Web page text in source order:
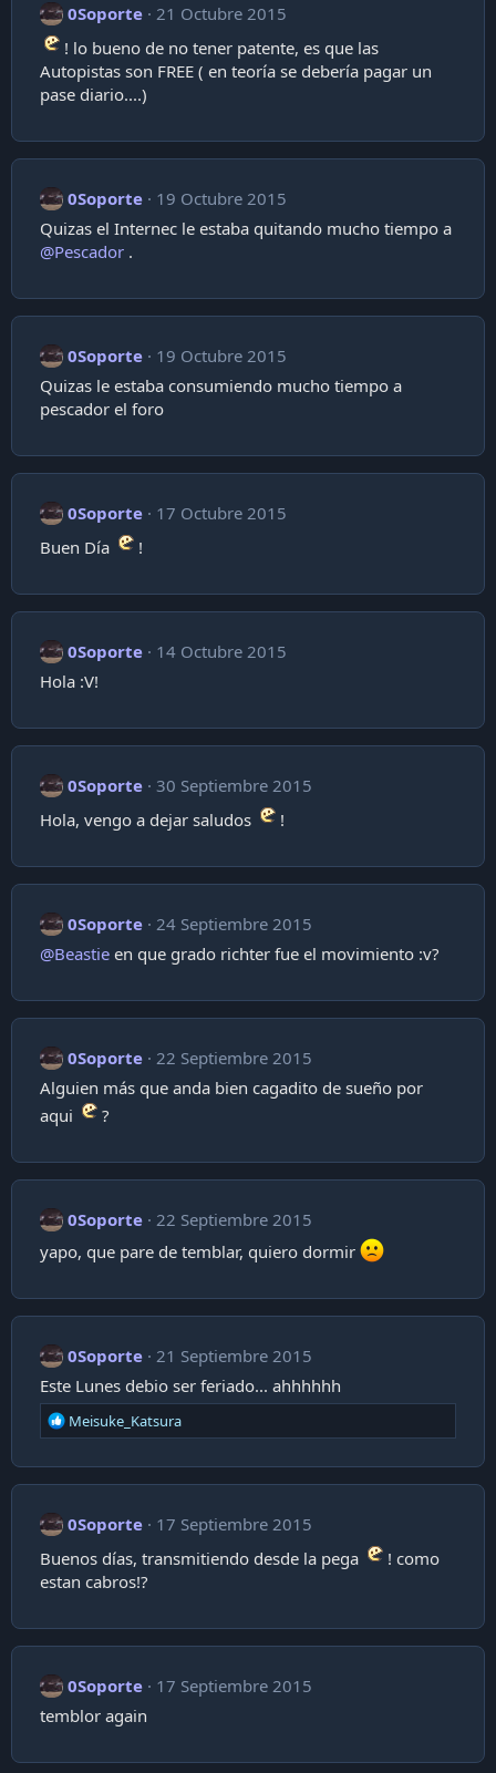
0Soporte 21 Octubre 2015
! lo bueno de no tener patente, es que las
Autopistas son FREE ( en teoría se debería pagar un
pase diario....)
0Soporte
19 Octubre 2015
Quizas el Internec le estaba quitando mucho tiempo a
@Pescador .
0Soporte
19 Octubre 2015
Quizas le estaba consumiendo mucho tiempo a
pescador el foro
0Soporte
17 Octubre 2015
Buen Día
!
0Soporte
14 Octubre 2015
Hola :V!
0Soporte 30 Septiembre 2015
Hola, vengo a dejar saludos
!
0Soporte 24 Septiembre 2015
@Beastie en que grado richter fue el movimiento :v?
0Soporte 22 Septiembre 2015
Alguien más que anda bien cagadito de sueño por
aqui
?
0Soporte 22 Septiembre 2015
yapo, que pare de temblar, quiero dormir
0Soporte 21 Septiembre 2015
Este Lunes debio ser feriado... ahhhhhh
R
e
c
i
n
s
Meisuke_Katsura
0Soporte
17 Septiembre 2015
Buenos días, transmitiendo desde la pega
! como
estan cabros!?
0Soporte
17 Septiembre 2015
temblor again